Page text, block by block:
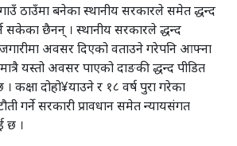
ठाउँमा बनेका स्थानीय सरकारले समेत द्धन्द
सकेका छैनन् । स्थानीय सरकारले द्धन्द
अवसर दिएको वताउने गरेपनि आफ्ना
यस्तो अवसर पाएको दाङकी द्धन्द पीडित
कक्षा दोहो¥याउने र १८ वर्ष पुरा गरेका
गर्ने सरकारी प्रावधान समेत न्यायसंगत
छ ।